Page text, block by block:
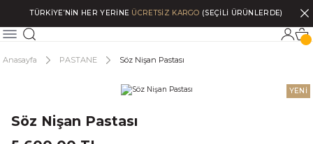
TÜRKİYE’NİN HER YERİNE ÜCRETSİZ KARGO (SEÇİLİ ÜRÜNLERDE)
Anasayfa PASTANE Söz Nişan Pastası
YENİ
Söz Nişan Pastası